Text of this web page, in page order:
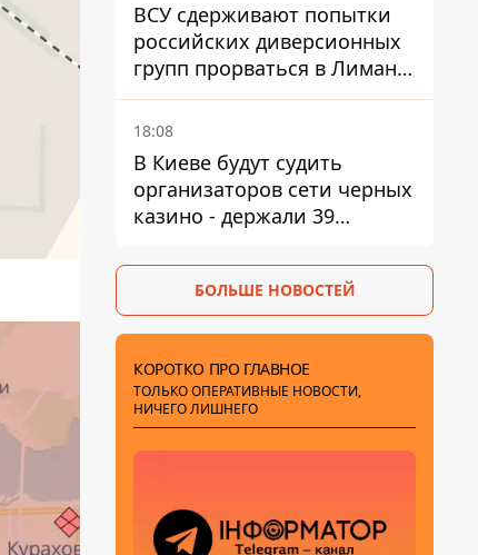
ВСУ сдерживают попытки
российских диверсионных
групп прорваться в Лиман -
Трегубов
18:08
В Киеве будут судить
организаторов сети черных
казино - держали 39
БОЛЬШЕ НОВОСТЕЙ
КОРОТКО ПРО ГЛАВНОЕ
ТОЛЬКО ОПЕРАТИВНЫЕ НОВОСТИ,
НИЧЕГО ЛИШНЕГО